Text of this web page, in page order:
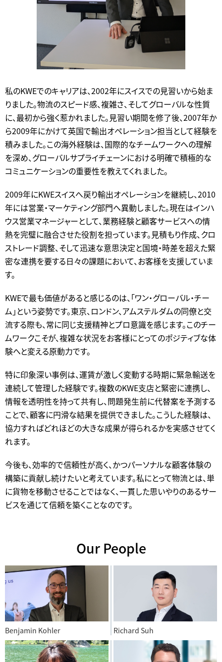
私のKWEでのキャリアは、2002年にスイスでの見習いから始ま
りました。物流のスピード感、複雑さ、そしてグローバルな性質
に、最初から強く惹かれました。見習い期間を修了後、2007年か
ら2009年にかけて英国で輸出オペレーション担当として経験を
積みました。この海外経験は、国際的なチームワークへの理解
を深め、グローバルサプライチェーンにおける明確で積極的な
コミュニケーションの重要性を教えてくれました。
2009年にKWEスイスへ戻り輸出オペレーションを継続し、2010
年には営業・マーケティング部門へ異動しました。現在はインハ
ウス営業マネージャーとして、業務経験と顧客サービスへの情
熱を完璧に融合させた役割を担っています。見積もり作成、クロ
ストレード調整、そして迅速な意思決定と国境・時差を超えた緊
密な連携を要する日々の課題において、お客様を支援していま
す。
KWEで最も価値があると感じるのは、「ワン・グローバル・チー
ム」という姿勢です。東京、ロンドン、アムステルダムの同僚と交
流する際も、常に同じ支援精神とプロ意識を感じます。このチー
ムワークこそが、複雑な状況をお客様にとってのポジティブな体
験へと変える原動力です。
特に印象深い事例は、運賃が激しく変動する時期に緊急輸送を
連続して管理した経験です。複数のKWE支店と緊密に連携し、
情報を透明性を持って共有し、問題発生前に代替案を予測する
ことで、顧客に円滑な結果を提供できました。こうした経験は、
協力すればどれほどの大きな成果が得られるかを実感させてく
れます。
今後も、効率的で信頼性が高く、かつパーソナルな顧客体験の
構築に貢献し続けたいと考えています。私にとって物流とは、単
に貨物を移動させることではなく、一貫した思いやりのあるサー
ビスを通じて信頼を築くことなのです。
Our People
Benjamin Kohler Richard Suh